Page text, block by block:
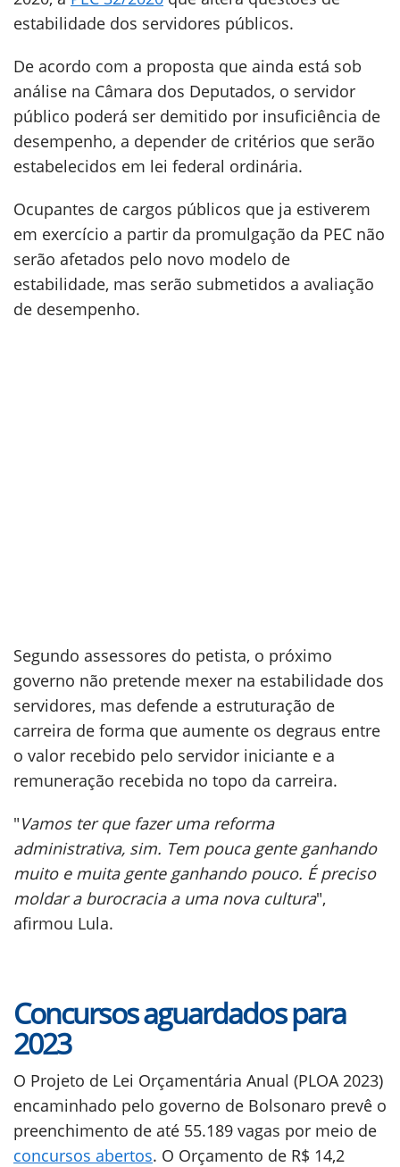
estabilidade dos servidores públicos.
De acordo com a proposta que ainda está sob
análise na Câmara dos Deputados, o servidor
público poderá ser demitido por insuficiência de
desempenho, a depender de critérios que serão
estabelecidos em lei federal ordinária.
Ocupantes de cargos públicos que ja estiverem
em exercício a partir da promulgação da PEC não
serão afetados pelo novo modelo de
estabilidade, mas serão submetidos a avaliação
de desempenho.
Segundo assessores do petista, o próximo
governo não pretende mexer na estabilidade dos
servidores, mas defende a estruturação de
carreira de forma que aumente os degraus entre
o valor recebido pelo servidor iniciante e a
remuneração recebida no topo da carreira.
"Vamos ter que fazer uma reforma
administrativa, sim. Tem pouca gente ganhando
muito e muita gente ganhando pouco. É preciso
moldar a burocracia a uma nova cultura",
afirmou Lula.
Concursos aguardados para
2023
O Projeto de Lei Orçamentária Anual (PLOA 2023)
encaminhado pelo governo de Bolsonaro prevê o
preenchimento de até 55.189 vagas por meio de
concursos abertos. O Orçamento de R$ 14,2